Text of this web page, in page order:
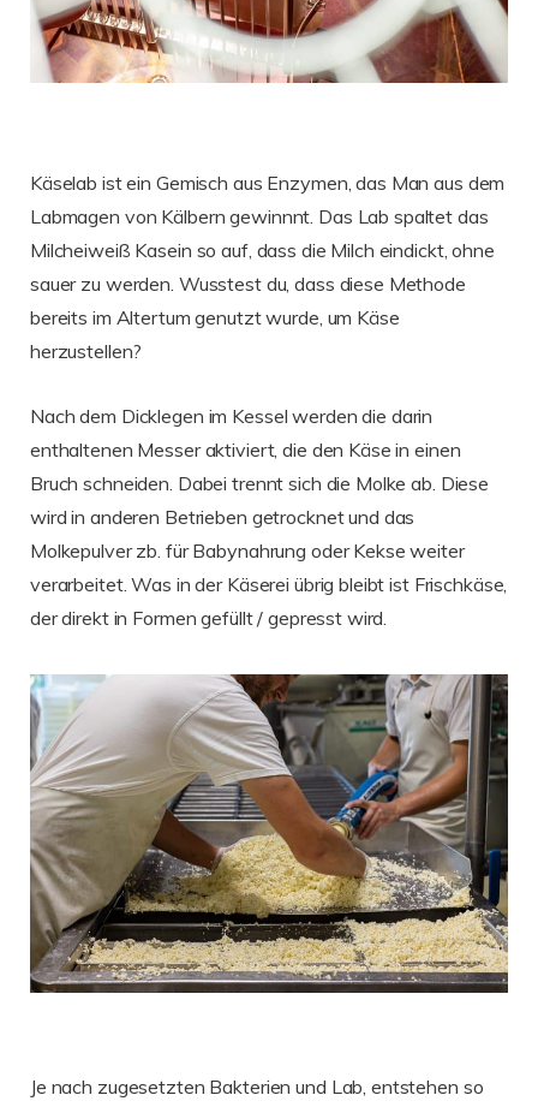
Käselab ist ein Gemisch aus Enzymen, das Man aus dem
Labmagen von Kälbern gewinnnt. Das Lab spaltet das
Milcheiweiß Kasein so auf, dass die Milch eindickt, ohne
sauer zu werden. Wusstest du, dass diese Methode
bereits im Altertum genutzt wurde, um Käse
herzustellen?
Nach dem Dicklegen im Kessel werden die darin
enthaltenen Messer aktiviert, die den Käse in einen
Bruch schneiden. Dabei trennt sich die Molke ab. Diese
wird in anderen Betrieben getrocknet und das
Molkepulver zb. für Babynahrung oder Kekse weiter
verarbeitet. Was in der Käserei übrig bleibt ist Frischkäse,
der direkt in Formen gefüllt / gepresst wird.
Je nach zugesetzten Bakterien und Lab, entstehen so